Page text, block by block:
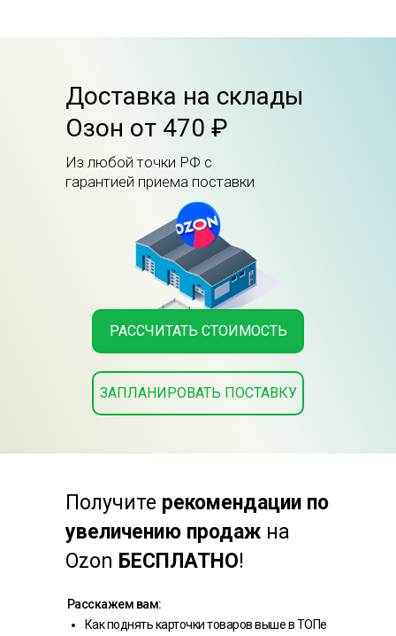
Доставка на склады
Озон от 470 ₽
РАССЧИТАТЬ СТОИМОСТЬ
Из любой точки РФ с
гарантией приема поставки
ЗАПЛАНИРОВАТЬ ПОСТАВКУ
Расскажем вам:
Как поднять карточки товаров выше в ТОПе
Получите рекомендации по
увеличению продаж на
Ozon БЕСПЛАТНО!